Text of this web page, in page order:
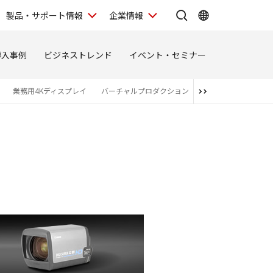
製品・サポート情報 企業情報
事例 ビジネストレンド イベント・セミナー
業務用4Kディスプレイ バーチャルプロダクション 関連商品・アライア